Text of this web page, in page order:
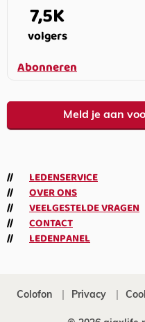
7,5K
volgers
Abonneren
Meld je aan
LEDENSERVICE
OVER ONS
VEELGESTELDE VRAGEN
CONTACT
LEDENPANEL
Colofon Privacy